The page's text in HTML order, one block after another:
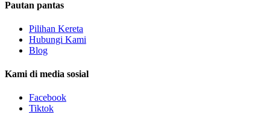
Pautan pantas
Pilihan Kereta
Hubungi Kami
Blog
Kami di media sosial
Facebook
Tiktok